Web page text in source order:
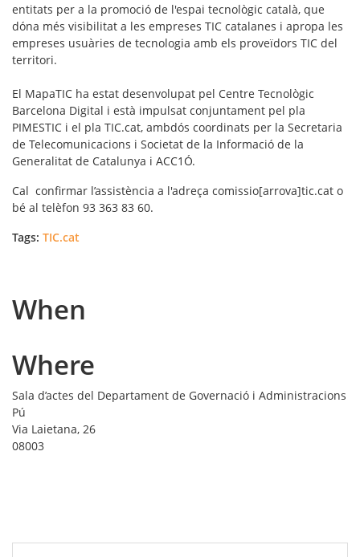
entitats per a la promoció de l'espai tecnològic català, que
dóna més visibilitat a les empreses TIC catalanes i apropa les
empreses usuàries de tecnologia amb els proveïdors TIC del
territori.
El MapaTIC ha estat desenvolupat pel Centre Tecnològic
Barcelona Digital i està impulsat conjuntament pel pla
PIMESTIC i el pla TIC.cat, ambdós coordinats per la Secretaria
de Telecomunicacions i Societat de la Informació de la
Generalitat de Catalunya i ACC1Ó.
Cal confirmar l’assistència a l'adreça comissio[arrova]tic.cat o
bé al telèfon 93 363 83 60.
Tags: TIC.cat
When
Where
Sala d’actes del Departament de Governació i Administracions
Pú
Via Laietana, 26
08003